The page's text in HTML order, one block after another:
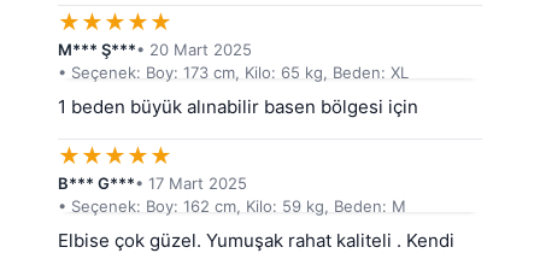
★★★★★
M*** Ş***• 20 Mart 2025
• Seçenek: Boy: 173 cm, Kilo: 65 kg, Beden: XL
1 beden büyük alınabilir basen bölgesi için
★★★★★
B*** G***• 17 Mart 2025
• Seçenek: Boy: 162 cm, Kilo: 59 kg, Beden: M
Elbise çok güzel. Yumuşak rahat kaliteli . Kendi